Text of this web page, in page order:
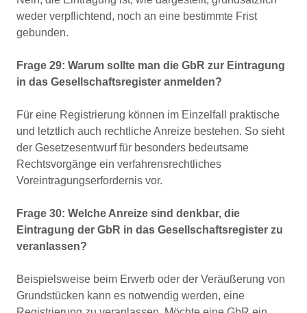
weder verpflichtend, noch an eine bestimmte Frist
gebunden.
Frage 29: Warum sollte man die GbR zur Eintragung
in das Gesellschaftsregister anmelden?
Für eine Registrierung können im Einzelfall praktische
und letztlich auch rechtliche Anreize bestehen. So sieht
der Gesetzesentwurf für besonders bedeutsame
Rechtsvorgänge ein verfahrensrechtliches
Voreintragungserfordernis vor.
Frage 30: Welche Anreize sind denkbar, die
Eintragung der GbR in das Gesellschaftsregister zu
veranlassen?
Beispielsweise beim Erwerb oder der Veräußerung von
Grundstücken kann es notwendig werden, eine